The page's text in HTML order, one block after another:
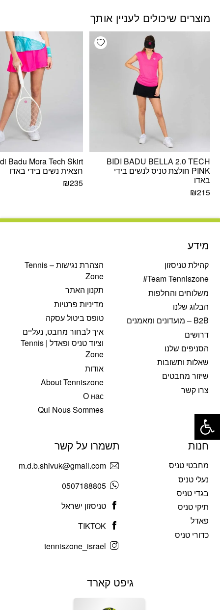
מוצרים שיכולים לעניין אותך
Add wishlist
BIDI BADU BELLA 2.0 TECH
PINK חולצת טניס לנשים בידי
באדו
₪215
Badu Mora Tech Skirt
חצאית נשים בידי באדו
₪235
מידע
קהילת טניסזון
Team Tenniszone#
משלוחים והחלפות
הבלוג שלנו
B2B – מועדונים ומאמנים
דרושים
הסניפים שלנו
שאלות ותשובות
שיזור מחבטים
צרו קשר
הצהרת נגישות – Tennis
Zone
תקנון האתר
מדיניות פרטיות
טופס ביטול עסקה
איך לבחור מחבט, נעליים
וציוד טניס ופאדל | Tennis
Zone
אודות
About Tenniszone
О нас
Qui Nous Sommes
חנות
מחבטי טניס
נעלי טניס
בגדי טניס
תיקי טניס
פאדל
כדורי טניס
תשמרו על קשר
m.d.b.shivuk@gmail.com
0507188805
טניסזון ישראל
TIKTOK
tenniszone_israel
גיפט קארד
פתח סרגל נגישות